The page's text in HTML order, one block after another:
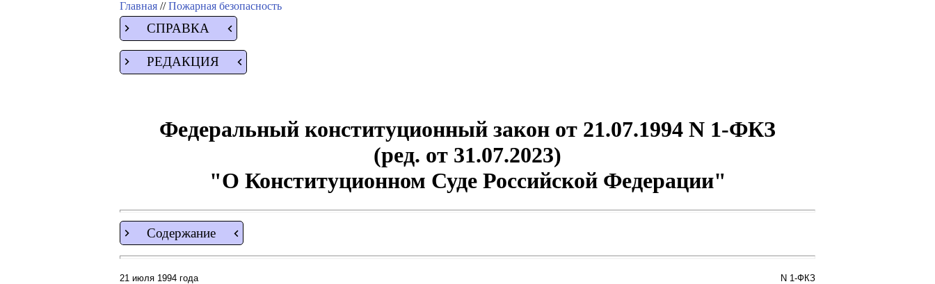
Главная //Пожарная безопасность
СПРАВКА
РЕДАКЦИЯ
Федеральный конституционный закон от 21.07.1994 N 1-ФКЗ
(ред. от 31.07.2023)
"О Конституционном Суде Российской Федерации"
Содержание
21 июля 1994 года N 1-ФКЗ